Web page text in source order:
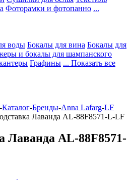
Фоторамки и фотопанно ...
воды Бокалы для вина Бокалы для
и бокалы для шампанского
Графины ... Показать все
-Каталог-Бренды-Anna Lafarg-LF
Лаванда AL-88F8571-L-LF
Лаванда AL-88F8571-